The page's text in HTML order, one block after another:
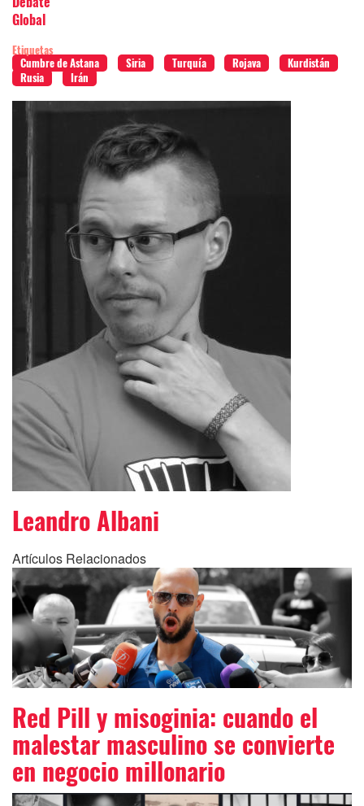
Global
Etiquetas
Cumbre de Astana
Siria Turquía Rojava
Kurdistán
Rusia
Irán
Leandro Albani
Artículos Relacionados
Red Pill y misoginia: cuando el
malestar masculino se convierte
en negocio millonario